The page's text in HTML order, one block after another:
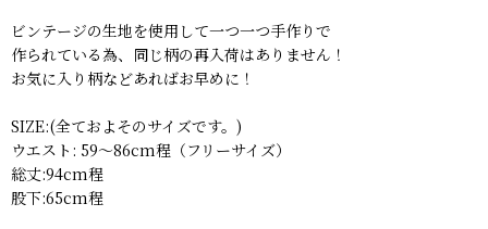
ビンテージの生地を使用して一つ一つ手作りで
作られている為、同じ柄の再入荷はありません！
お気に入り柄などあればお早めに！
SIZE:(全ておよそのサイズです。)
ウエスト: 59〜86cm程（フリーサイズ）
総丈:94cm程
股下:65cm程